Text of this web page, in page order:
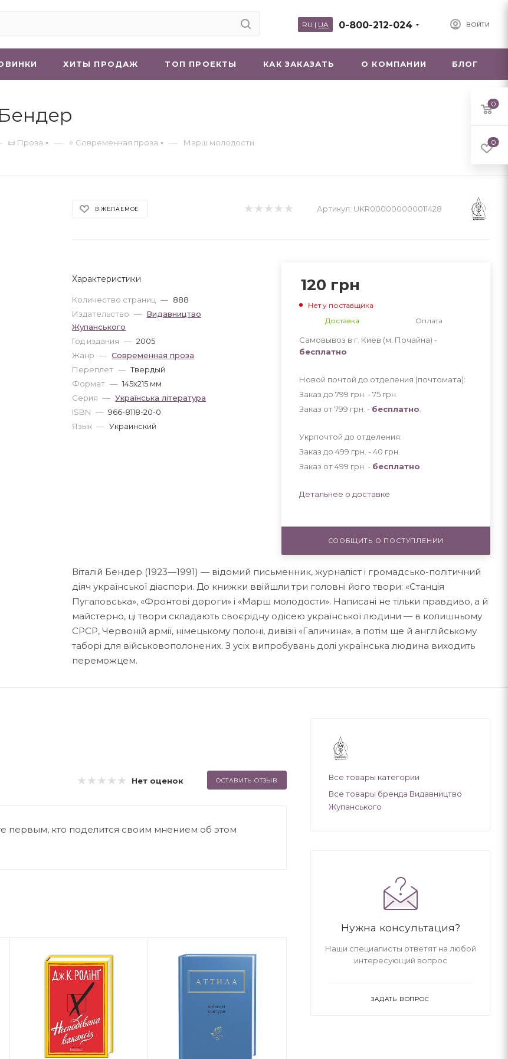
ВОЙТИ
0-800-212-024
RU | UA
ХИТЫ ПРОДАЖ ТОП ПРОЕКТЫ КАК ЗАКАЗАТЬ О КОМПАНИИ БЛОГ
📜 Проза — ⭐ Современная проза — Марш молодости
В ЖЕЛАЕМОЕ Артикул: UKR000000000011428
Характеристики
Количество страниц — 888
Издательство — Видавництво
Жупанського
Год издания — 2005
Жанр — Современная проза
Переплет — Твердый
Формат — 145x215 мм
Серия — Українська література
ISBN — 966-8118-20-0
Язык — Украинский
120 грн
Нет у поставщика
Доставка
Оплата
Самовывоз в г. Киев (м. Почайна) -
бесплатно
Новой почтой до отделения (почтомата):
Заказ до 799 грн. - 75 грн
Заказ от 799 грн. - бесплатно
Укрпочтой до отделения:
Заказ до 499 грн. - 40 грн
Заказ от 499 грн. - бесплатно
Детальнее о доставке
СООБЩИТЬ О ПОСТУПЛЕНИИ
Віталій Бендер (1923—1991) — відомий письменник, журналіст і громадсько-політичний
діяч української діаспори. До книжки ввійшли три головні його твори: «Станція
Пугаловська», «Фронтові дороги» і «Марш молодости». Написані не тільки правдиво, а й
майстерно, ці твори складають своєрідну одісею української людини — в колишньому
СРСР, Червоній армії, німецькому полоні, дивізії «Галичина», а потім ще й англійському
таборі для військовополонених. З усіх випробувань долі українська людина виходить
переможцем.
Нет оценок ОСТАВИТЬ ОТЗЫВ
первым, кто поделится своим мнением об этом
Все товары категории
Все товары бренда Видавництво
Жупанського
Нужна консультация?
Наши специалисты ответят на любой
интересующий вопрос
ЗАДАТЬ ВОПРОС
0
0